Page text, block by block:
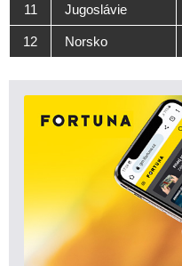
11 Jugoslávie
12 Norsko